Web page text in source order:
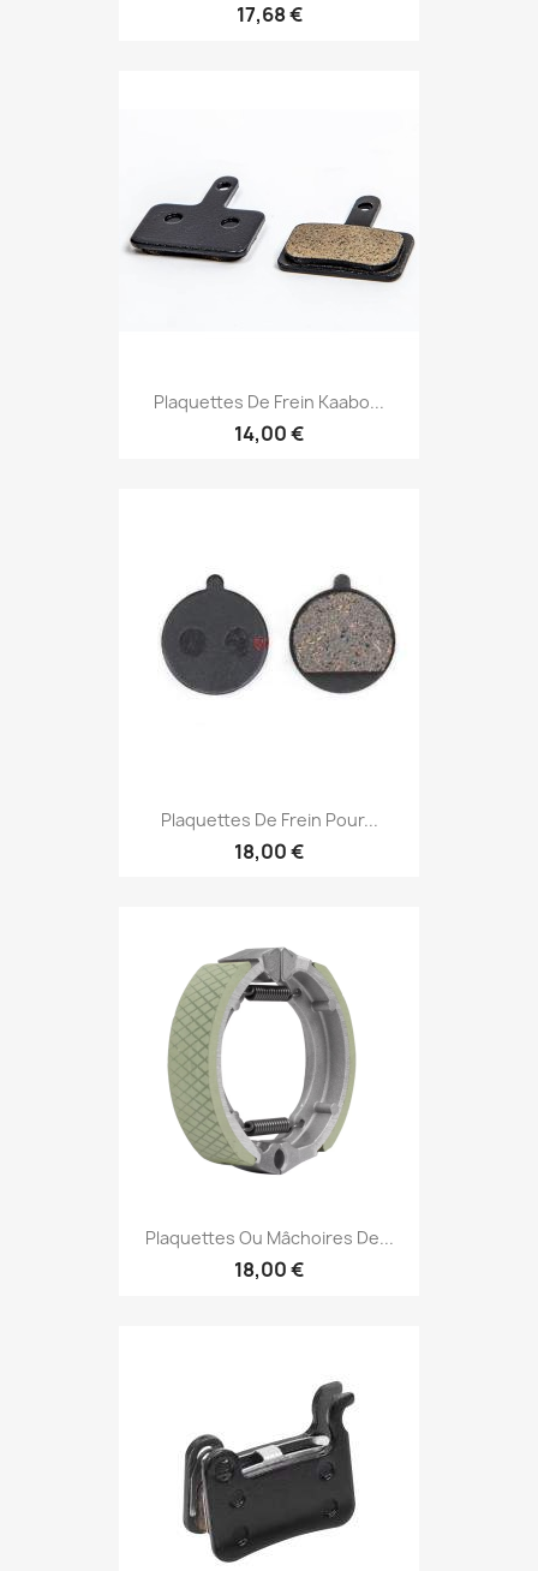
17,68 €
Plaquettes De Frein Kaabo...
14,00 €
Plaquettes De Frein Pour...
18,00 €
Plaquettes Ou Mâchoires De...
18,00 €